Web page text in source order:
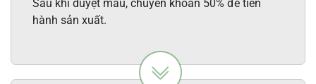
Sau khi duyệt mẫu, chuyển khoản 50% để tiến
hành sản xuất.